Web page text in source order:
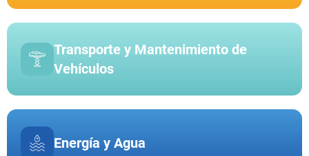
Transporte y Mantenimiento de
Vehículos
Energía y Agua